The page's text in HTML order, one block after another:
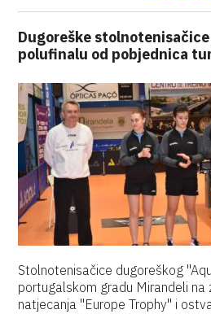
Dugoreške
polufinalu od pobjednica
Stolnotenisačice dugoreškog
portugalskom gradu Mirandeli na
natjecanja "Europe Trophy" i